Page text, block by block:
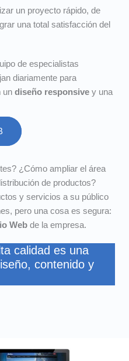
un proyecto rápido, de
una total satisfacción del
de especialistas
diariamente para
un diseño responsive y una
¿Cómo ampliar el área
de productos?
y servicios a su público
pero una cosa es segura:
Web de la empresa.
calidad es una
contenido y